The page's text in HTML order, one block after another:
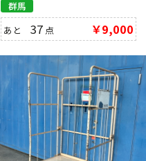
群馬
あと37 点 ￥9,000